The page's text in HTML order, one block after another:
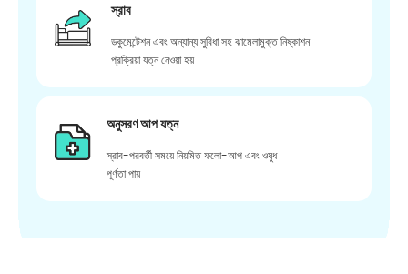
স্রাব
ডকুমেন্টেশন এবং অন্যান্য সুবিধা সহ ঝামেলামুক্ত নিষ্কাশন
প্রক্রিয়া যত্ন নেওয়া হয়
অনুসরণ আপ যত্ন
স্রাব-পরবর্তী সময়ে নিয়মিত ফলো-আপ এবং ওষুধ
পূর্ণতা পায়